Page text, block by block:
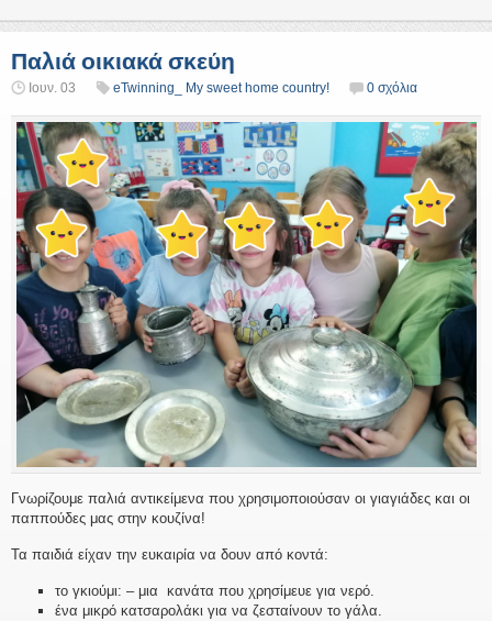
Παλιά οικιακά σκεύη
Ιουν. 03 eTwinning_ My sweet home country! 0 σχόλια
Γνωρίζουμε παλιά αντικείμενα που χρησιμοποιούσαν οι γιαγιάδες και οι
παππούδες μας στην κουζίνα!
Τα παιδιά είχαν την ευκαιρία να δουν από κοντά:
το γκιούμι: – μια κανάτα που χρησίμευε για νερό.
ένα μικρό κατσαρολάκι για να ζεσταίνουν το γάλα.